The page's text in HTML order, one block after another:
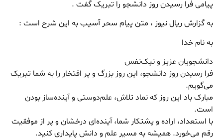
پیامی فرا رسیدن روز دانشجو را تبریک گفت .
به گزارش ریال نیوز ، متن پیام سحر آسیب به این شرح است :
به نام خدا
دانشجویان عزیز و نیک‌نفس
فرا رسیدن روز دانشجو، این روز بزرگ و پر افتخار را به شما تبریک
می‌گویم.
مبارک باد این روز که نماد تلاش، علم‌دوستی و آینده‌ساز بودن
است.
با استعداد، اراده و پشتکار شما، آینده‌ای درخشان و پر از موفقیت
رقم می‌خورد. همیشه به مسیر علم و دانش پایداری کنید.